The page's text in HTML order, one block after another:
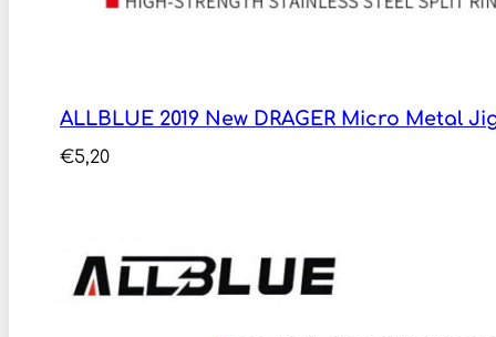
ALLBLUE 2019 New DRAGER Micro Metal
€5,20